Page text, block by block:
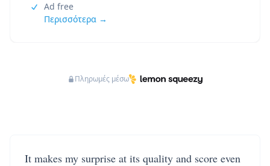
Ad free
Περισσότερα →
Πληρωμές μέσω
It makes my surprise at its quality and score even